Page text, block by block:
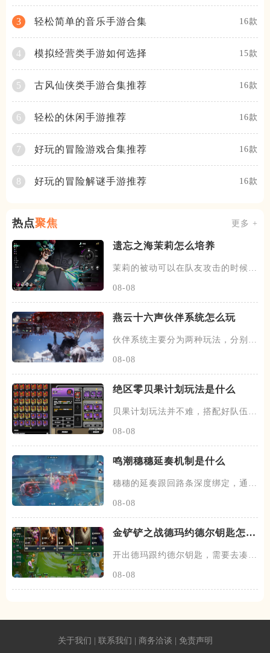
3 轻松简单的音乐手游合集 16款
4 模拟经营类手游如何选择 15款
5 古风仙侠类手游合集推荐 16款
6 轻松的休闲手游推荐 16款
7 好玩的冒险游戏合集推荐 16款
8 好玩的冒险解谜手游推荐 16款
热点聚焦 更多 +
遗忘之海茉莉怎么培养
茉莉的被动可以在队友攻击的时候，
08-08
燕云十六声伙伴系统怎么玩
伙伴系统主要分为两种玩法，分别是
08-08
绝区零贝果计划玩法是什么
贝果计划玩法并不难，搭配好队伍和
08-08
鸣潮穗穗延奏机制是什么
穗穗的延奏跟回路条深度绑定，通过
08-08
金铲铲之战德玛约德尔钥匙怎么
开出德玛跟约德尔钥匙，需要去凑约
08-08
关于我们 联系我们 商务洽谈 免责声明